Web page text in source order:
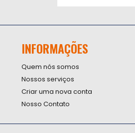
nossa
Newsletter:
INFORMAÇÕES
Quem nós somos
Nossos serviços
Criar uma nova conta
Nosso Contato